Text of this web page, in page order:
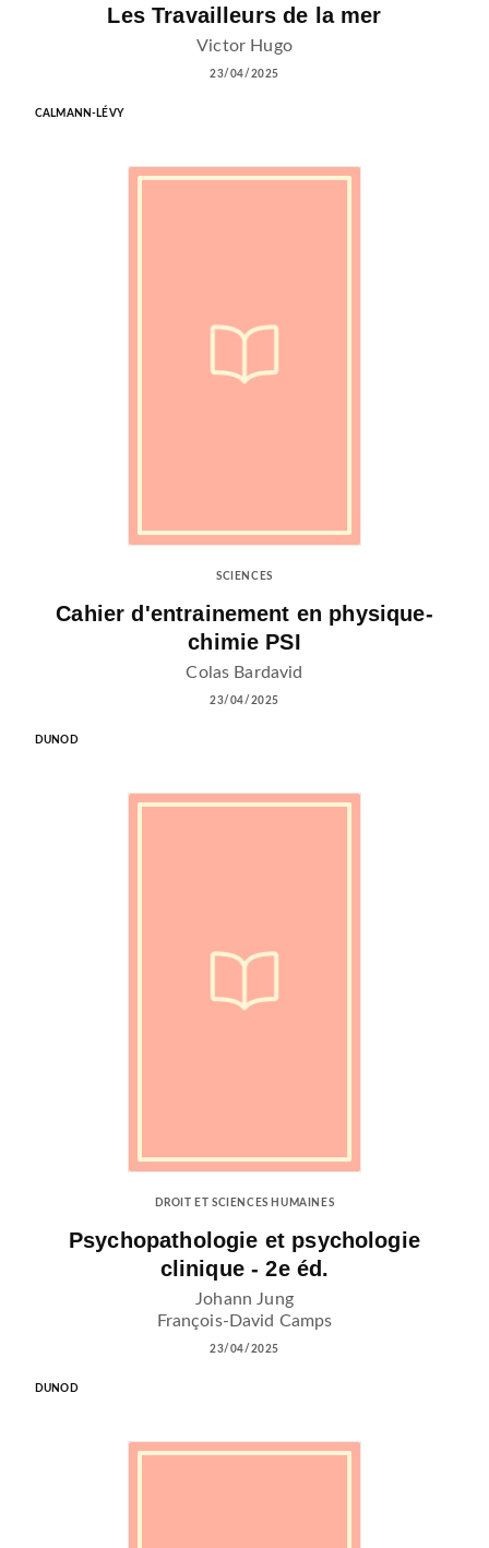
Les Travailleurs de la mer
Victor Hugo
23/04/2025
CALMANN-LÉVY
SCIENCES
Cahier d'entrainement en physique-
chimie PSI
Colas Bardavid
23/04/2025
DUNOD
DROIT ET SCIENCES HUMAINES
Psychopathologie et psychologie
clinique - 2e éd.
Johann Jung
François-David Camps
23/04/2025
DUNOD